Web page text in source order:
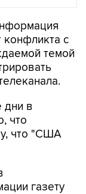
с
темой
дни в
что
что "США
газету